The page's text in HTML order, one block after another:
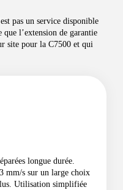
pas un service disponible
l’extension de garantie
site pour la C7500 et qui
longue durée.
mm/s sur un large choix
Utilisation simplifiée